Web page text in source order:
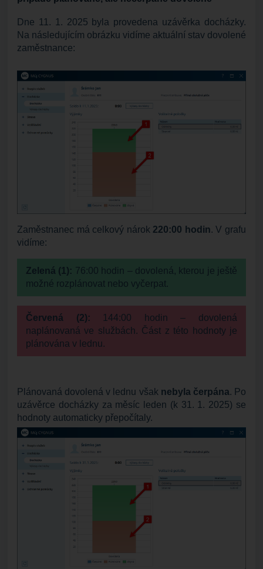
Dne 11. 1. 2025 byla provedena uzávěrka docházky.
Na následujícím obrázku vidíme aktuální stav dovolené
zaměstnance:
Zaměstnanec má celkový nárok 220:00 hodin. V grafu
vidíme:
Zelená (1): 76:00 hodin – dovolená, kterou je ještě
možné rozplánovat nebo vyčerpat.
Červená (2): 144:00 hodin – dovolená
naplánovaná ve službách. Část z této hodnoty je
plánována v lednu.
Plánovaná dovolená v lednu však nebyla čerpána. Po
uzávěrce docházky za měsíc leden (k 31. 1. 2025) se
hodnoty automaticky přepočítaly.